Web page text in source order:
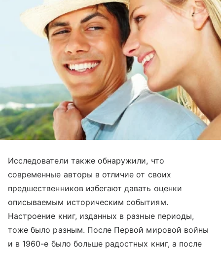
Исследователи также обнаружили, что
современные авторы в отличие от своих
предшественников избегают давать оценки
описываемым историческим событиям.
Настроение книг, изданных в разные периоды,
тоже было разным. После Первой мировой войны
и в 1960-е было больше радостных книг, а после